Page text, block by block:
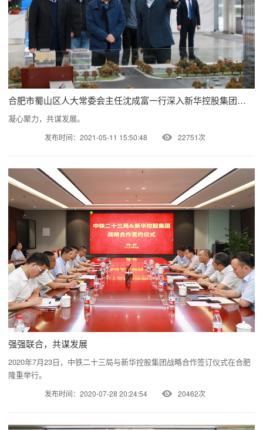
合肥市蜀山区人大常委会主任沈成富一行深入新华控股集团和华地集团调研指导！
凝心聚力，共谋发展。
发布时间：2021-05-11 15:50:48 22751次
强强联合，共谋发展
2020年7月23日，中铁二十三局与新华控股集团战略合作签订仪式在合肥
隆重举行。
发布时间：2020-07-28 20:24:54 20462次